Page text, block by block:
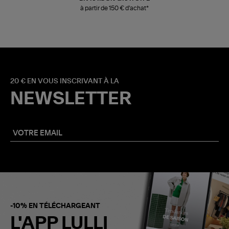
à partir de 150 € d'achat*
20 € EN VOUS INSCRIVANT À LA
NEWSLETTER
-10% EN TÉLÉCHARGEANT
L'APP LULLI